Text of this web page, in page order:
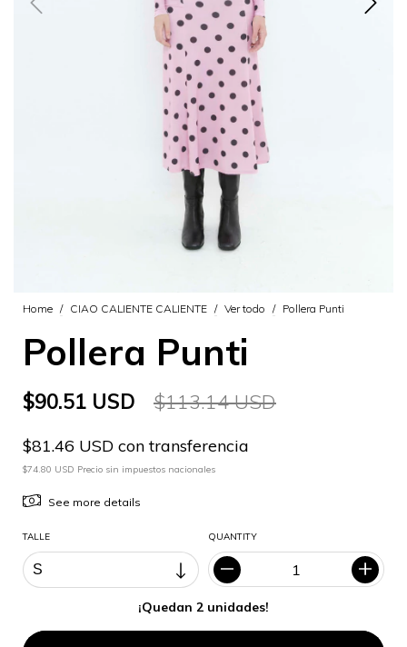
Home / CIAO CALIENTE CALIENTE / Ver todo / Pollera Punti
Pollera Punti
$90.51 USD $113.14 USD
$81.46 USD con transferencia
$74.80 USD Precio sin impuestos nacionales
See more details
TALLE QUANTITY
¡Quedan 2 unidades!